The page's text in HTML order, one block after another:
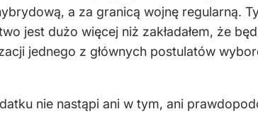
a za granicą wojnę regularną.
jest dużo więcej niż zakładałem, że
jednego z głównych postulatów
nie nastąpi ani w tym, ani